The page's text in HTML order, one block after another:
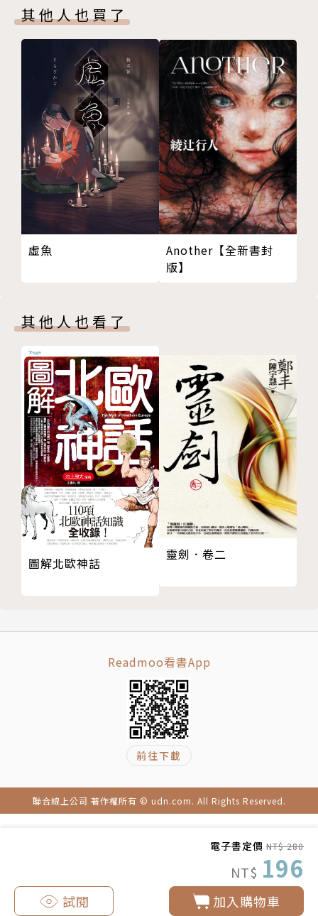
電子書定價 NT$ 280
NT$ 196
加入購物車
試閱
小說格局的封神之作。無窮創意、深情書寫，揉合了歷
史、武俠、玄學，以及對生命意義的思索，在金庸古龍
之後，以一人之力，將武俠小說擴展至新的極限。《覆
雨翻雲》系列全球銷售量超過500萬册，是最具現代精
神的武俠經典，更是超越歲月與地域的武俠夢。
作者簡介
黃易（1952－2017）
畢業於香港中文大學藝術系，專攻中國傳統繪畫，曾任
香港藝術館助理館長，致力於藝術與文化之推廣與交
流；因自少鍾情武俠小說，適逢武俠雜誌徵稿活動，提
筆寫成初作《破碎虛空》，獲得廣大迴響，更促成他心
向創作之路，遂於1989年辭去優渥工作，隱居離島專
黃易涉獵廣博，藝術、文史、玄學、五行術數、周易佛
理，皆是他所熱愛鑽研的範疇，更以此為基礎，在武俠
文學中開創出獨特的玄幻與架空武俠之恢弘格局。第一
部長篇鉅著《覆雨翻雲》出版，便風靡了無數武俠讀
者；之後以穿越至戰國時代的《尋秦記》，以及以隋末
諸雄逐鹿中原為主軸的《大唐雙龍傳》，更是屢創傳
奇、部部經典，不僅深獲武俠迷推崇，重燃低迷已久的
武俠熱情，更吸引電玩與電視競相合作，成為繼金庸、
古龍之後的武俠巨擘。
黃易的武俠小說常以歷史為主軸，更架空整個大時代為
背景，氣勢磅礡之餘，卻又不為龐雜的架構所拘，反以
快節奏的情節推演、現代電影畫面式的靈活敘事，使得
至百萬雄師的歷史血戰，更令讀者深深陷入其構築的武
俠世界裡。強烈而迷人的風格，不斷創新的武道，解構
歷史、探索人心的鋒銳，使得黃易二十多年來武俠文學
界旗手的地位屹立不墜。
第十三章 道左相逢
第十四章 青藏四密
第十五章 大戰人妖
第十六章 武庫之會
第十七章 風起雲湧
第十八章 江上之戰
第十九章 韓府風雲
第二十章 府台大人
第二十一章 誰是凶手
第二十二章 以酒會友
第二十三章 真相大白
第二十四章 紅日法王
第二十五章 故人已去
第二十八章 坦言示愛
第二十九章 共乘一舟
第三十章 妾意郎情
第三十一章 香閨巧遇
第三十二章 互試虛實
第三十三章 攜手合作
第三十四章 逃出重圍
第三十五章 此情可待
版權頁
其他人也買了
虛魚
Another【全新書封
版】
其他人也看了
圖解北歐神話
靈劍．卷二
Readmoo看書App
前往下載
聯合線上公司 著作權所有 © udn.com. All Rights Reserved.